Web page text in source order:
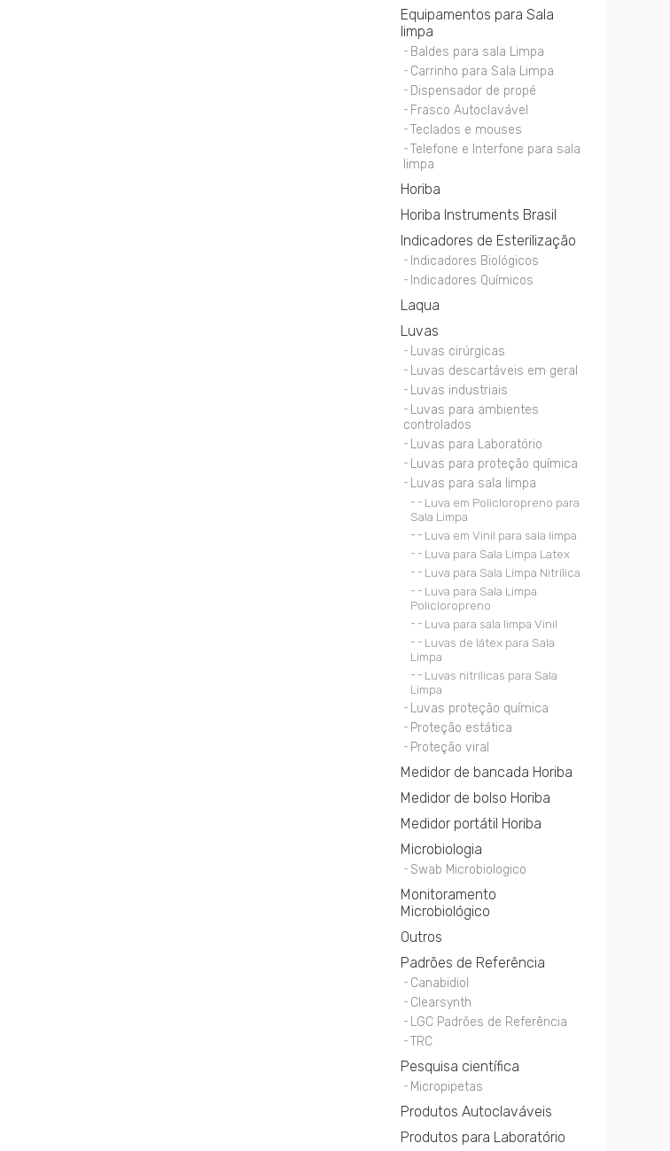
Equipamentos para Sala
limpa
Baldes para sala Limpa
Carrinho para Sala Limpa
Dispensador de propé
Frasco Autoclavável
Teclados e mouses
Telefone e Interfone para sala
limpa
Horiba
Horiba Instruments Brasil
Indicadores de Esterilização
Indicadores Biológicos
Indicadores Químicos
Laqua
Luvas
Luvas cirúrgicas
Luvas descartáveis em geral
Luvas industriais
Luvas para ambientes
controlados
Luvas para Laboratório
Luvas para proteção química
Luvas para sala limpa
Luva em Policloropreno para
Sala Limpa
Luva em Vinil para sala limpa
Luva para Sala Limpa Latex
Luva para Sala Limpa Nitrílica
Luva para Sala Limpa
Policloropreno
Luva para sala limpa Vinil
Luvas de látex para Sala
Limpa
Luvas nitrílicas para Sala
Limpa
Luvas proteção química
Proteção estática
Proteção viral
Medidor de bancada Horiba
Medidor de bolso Horiba
Medidor portátil Horiba
Microbiologia
Swab Microbiologico
Monitoramento
Microbiológico
Outros
Padrões de Referência
Canabidiol
Clearsynth
LGC Padrões de Referência
TRC
Pesquisa científica
Micropipetas
Produtos Autoclaváveis
Produtos para Laboratório